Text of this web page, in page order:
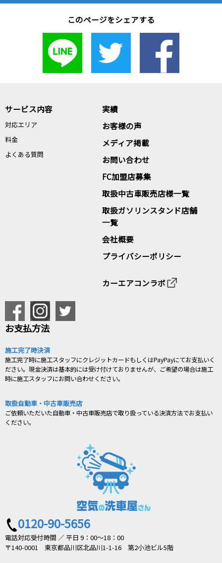
このページをシェアする
サービス内容
対応エリア
料金
よくある質問
実績
お客様の声
メディア掲載
お問い合わせ
FC加盟店募集
取扱中古車販売店様一覧
取扱ガソリンスタンド店舗
一覧
会社概要
プライバシーポリシー
カーエアコンラボ
お支払方法
施工完了時決済
施工完了時に施工スタッフにクレジットカードもしくはPayPayにてお支払いく
ださい。現金決済は基本的には受け付けておりませんが、ご希望の場合は施工
時に施工スタッフにお問い合わせください。
取扱自動車・中古車販売店
ご依頼いただいた自動車・中古車販売店で取り扱っている決済方法でお支払い
ください。
0120-90-5656
電話対応受付時間 ／ 平日 9：00～18：00
〒140-0001 東京都品川区北品川1-1-16 第2小池ビル5階